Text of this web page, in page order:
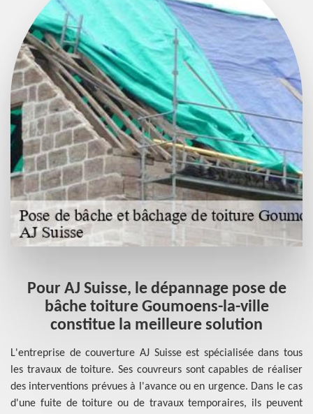
Pour AJ Suisse, le dépannage pose de
bâche toiture Goumoens-la-ville
constitue la meilleure solution
L'entreprise de couverture AJ Suisse est spécialisée dans tous
les travaux de toiture. Ses couvreurs sont capables de réaliser
des interventions prévues à l'avance ou en urgence. Dans le cas
d'une fuite de toiture ou de travaux temporaires, ils peuvent